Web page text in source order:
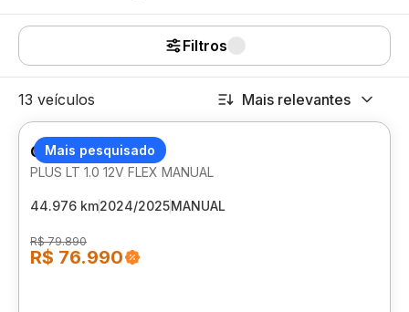
Filtros
13 veículos Mais relevantes
Mais pesquisado
CHEVROLET ONIX
PLUS LT 1.0 12V FLEX MANUAL
44.976 km2024/2025MANUAL
R$ 79.890
R$ 76.990